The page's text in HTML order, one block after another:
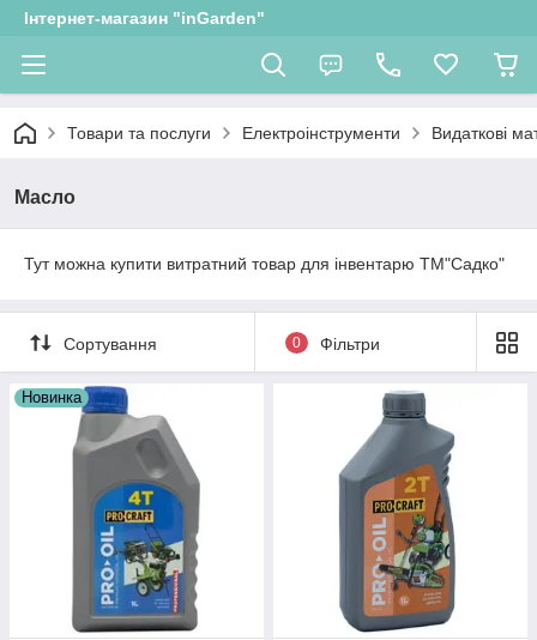
Інтернет-магазин "inGarden"
Товари та послуги Електроінструменти Видаткові
Масло
Тут можна купити витратний товар для інвентарю ТМ"Садко"
Сортування 0 Фільтри
Новинка